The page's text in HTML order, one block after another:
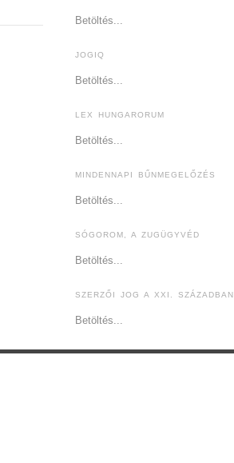
Betöltés...
JOGIQ
Betöltés...
LEX HUNGARORUM
Betöltés...
MINDENNAPI BŰNMEGELŐZÉS
Betöltés...
SÓGOROM, A ZUGÜGYVÉD
Betöltés...
SZERZŐI JOG A XXI. SZÁZADBAN
Betöltés...